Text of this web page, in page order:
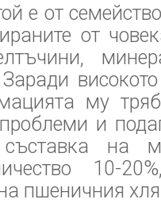
е от
от
му
и
на
10-
пшеничния